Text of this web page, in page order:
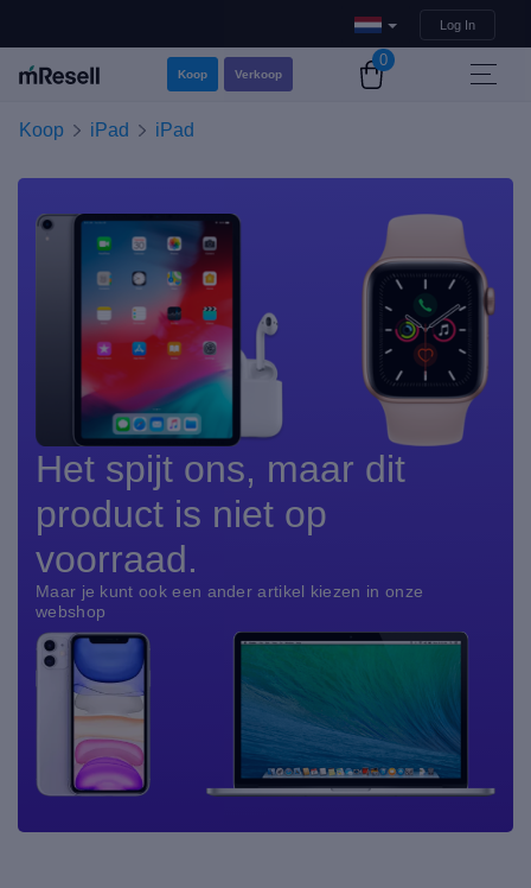
Log In
Koop Verkoop
0
Koop iPad iPad
Het spijt ons, maar dit
product is niet op
voorraad.
Maar je kunt ook een ander artikel kiezen in onze
webshop